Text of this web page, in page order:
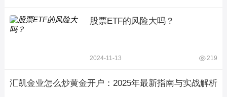
股票ETF的风险大吗？
2024-11-13 219
汇凯金业怎么炒黄金开户：2025年最新指南与实战解析